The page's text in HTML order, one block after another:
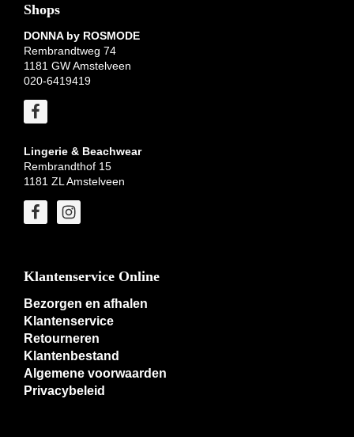
Shops
DONNA by ROSMODE
Rembrandtweg 74
1181 GW Amstelveen
020-6419419
Lingerie & Beachwear
Rembrandthof 15
1181 ZL Amstelveen
Klantenservice Online
Bezorgen en afhalen
Klantenservice
Retourneren
Klantenbestand
Algemene voorwaarden
Privacybeleid